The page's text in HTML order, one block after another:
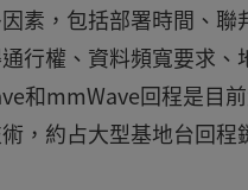
素，包括部署時間、聯
行權、資料頻寬要求、
和mmWave回程是目
，約占大型基地台回程